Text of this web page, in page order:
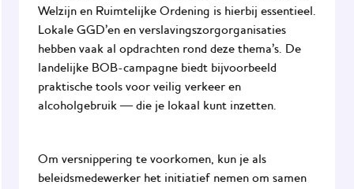
Welzijn en Ruimtelijke Ordening is hierbij essentieel.
Lokale GGD’en en verslavingszorgorganisaties
hebben vaak al opdrachten rond deze thema’s. De
landelijke BOB-campagne biedt bijvoorbeeld
praktische tools voor veilig verkeer en
alcoholgebruik — die je lokaal kunt inzetten.
Om versnippering te voorkomen, kun je als
beleidsmedewerker het initiatief nemen om samen